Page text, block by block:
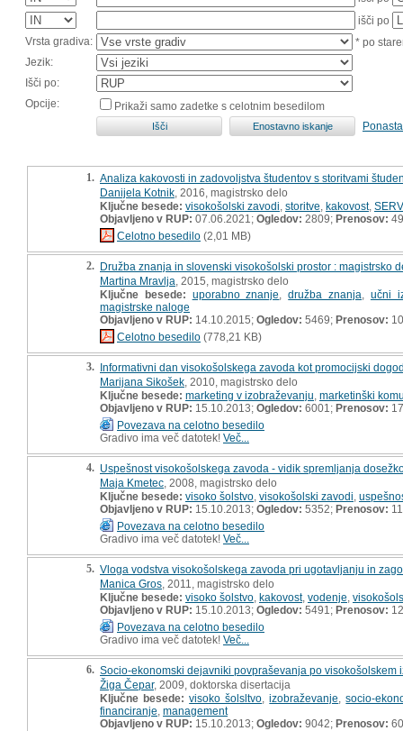
išči po
Vrsta gradiva:
* po
Jezik:
Išči po:
Opcije:
Prikaži samo zadetke s celotnim besedilom
1. Analiza kakovosti in zadovoljstva študentov s storitvami
Danijela Kotnik , 2016, magistrsko delo
Ključne besede: visokošolski zavodi storitve kakovost,
Objavljeno v RUP: 07.06.2021; Ogledov: 2809; Prenosov: 49
Celotno besedilo (2,01 MB)
2. Družba znanja in slovenski visokošolski prostor : magistrsko
Martina Mravlja , 2015, magistrsko delo
Ključne besede: uporabno znanje ,družba znanja
učni
magistrske naloge
Objavljeno v RUP: 14.10.2015; Ogledov: 5469; Prenosov:
Celotno besedilo (778,21 KB)
3. Informativni dan visokošolskega zavoda kot promocijski
Marijana Sikošek , 2010, magistrsko delo
Ključne besede: marketing v izobraževanju marketinški
Objavljeno v RUP: 15.10.2013; Ogledov: 6001; Prenosov:
Povezava na celotno besedilo
Gradivo ima več datotek! Več...
4. Uspešnost visokošolskega zavoda - vidik spremljanja
Maja Kmetec , 2008, magistrsko delo
Ključne besede: visoko šolstvo visokošolski zavodi
Objavljeno v RUP: 15.10.2013; Ogledov: 5352; Prenosov:
Povezava na celotno besedilo
Gradivo ima več datotek! Več...
5. Vloga vodstva visokošolskega zavoda pri ugotavljanju in
Manica Gros , 2011, magistrsko delo
Ključne besede: visoko šolstvo kakovost, vodenje
Objavljeno v RUP: 15.10.2013; Ogledov: 5491; Prenosov:
Povezava na celotno besedilo
Gradivo ima več datotek! Več...
6. Socio-ekonomski dejavniki povpraševanja po visokošolskem
Žiga Čepar, 2009, doktorska disertacija
Ključne besede: visoko šolsltvo ,izobraževanje ,socio-
financiranje management
Objavljeno v RUP: 15.10.2013; Ogledov: 9042; Prenosov: